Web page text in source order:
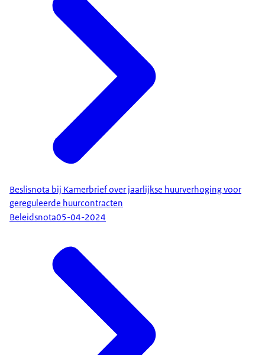
Beslisnota bij Kamerbrief over jaarlijkse huurverhoging voor
gereguleerde huurcontracten
Beleidsnota05-04-2024